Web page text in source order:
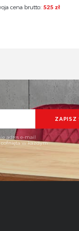
cena brutto: 525 zł
adres e-mail
cofnięta w każdym